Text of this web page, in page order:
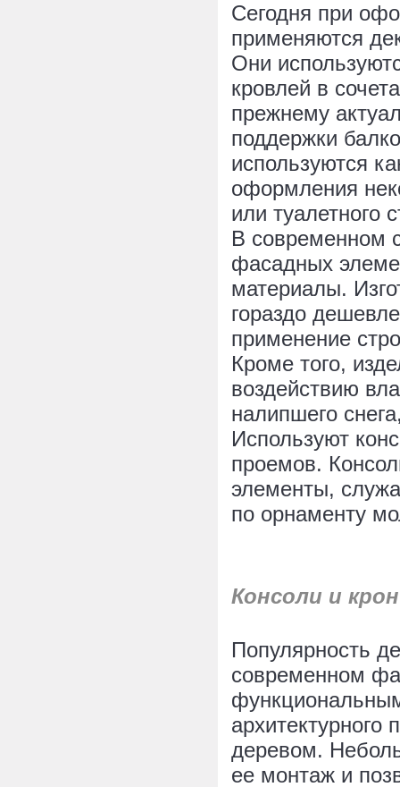
Сегодня при
применяются
Они
кровлей в
прежнему
поддержки
используются
оформления
или туалетного
В современном
фасадных
материалы.
гораздо
применение
Кроме того,
воздействию
налипшего
Используют
проемов.
элементы,
по орнаменту
Консоли и
Популярность
современном
архитектурного
деревом.
ее монтаж и